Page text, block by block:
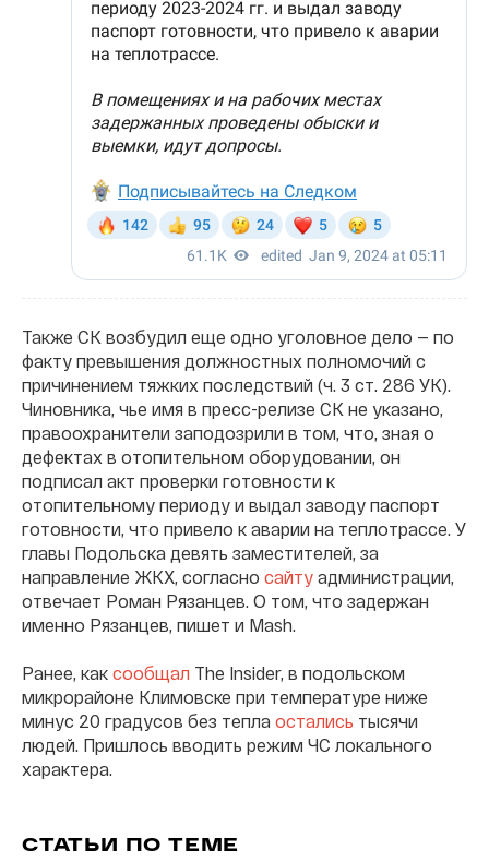
Также СК возбудил еще одно уголовное дело — по
факту превышения должностных полномочий с
причинением тяжких последствий (ч. 3 ст. 286 УК).
Чиновника, чье имя в пресс-релизе СК не указано,
правоохранители заподозрили в том, что, зная о
дефектах в отопительном оборудовании, он
подписал акт проверки готовности к
отопительному периоду и выдал заводу паспорт
готовности, что привело к аварии на теплотрассе. У
главы Подольска девять заместителей, за
направление ЖКХ, согласно сайту администрации,
отвечает Роман Рязанцев. О том, что задержан
именно Рязанцев, пишет и Mash.
Ранее, как сообщал The Insider, в подольском
микрорайоне Климовске при температуре ниже
минус 20 градусов без тепла остались тысячи
людей. Пришлось вводить режим ЧС локального
характера.
СТАТЬИ ПО ТЕМЕ